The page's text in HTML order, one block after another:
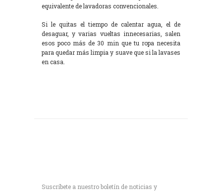
equivalente de lavadoras convencionales.
Si le quitas el tiempo de calentar agua, el de
desaguar, y varias vueltas innecesarias, salen
esos poco más de 30 min que tu ropa necesita
para quedar más limpia y suave que si la lavases
en casa.
Suscríbete a nuestro boletín de noticias y